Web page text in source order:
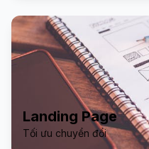
Landing Page
Tối ưu chuyển đổi